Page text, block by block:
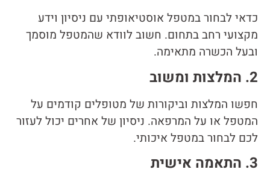
כדאי לבחור במטפל אוסטיאופתי עם ניסיון וידע
מקצועי רחב בתחום. חשוב לוודא שהמטפל מוסמך
ובעל הכשרה מתאימה.
2. המלצות ומשוב
חפשו המלצות וביקורות של מטופלים קודמים על
המטפל או על המרפאה. ניסיון של אחרים יכול לעזור
לכם לבחור במטפל איכותי.
3. התאמה אישית